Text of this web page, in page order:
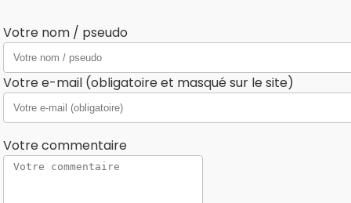
Votre nom / pseudo
Votre e-mail (obligatoire et masqué sur le site)
Votre commentaire